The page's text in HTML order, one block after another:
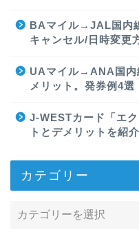
BAマイル→JAL国内
キャンセル/日時変更
UAマイル→ANA国内
メリット。発券例4選
J-WESTカード「エ
トとデメリットを紹介
カテゴリー